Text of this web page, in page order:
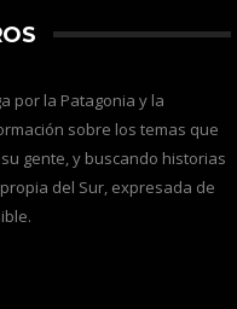
por la Patagonia y la
sobre los temas que
gente, y buscando historias
del Sur, expresada de